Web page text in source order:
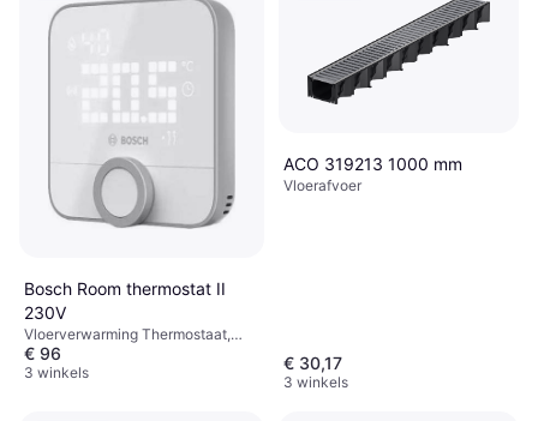
Bosch Room thermostat II
230V
Vloerverwarming Thermostaat,
Amazon Alexa, Google Assistant
€ 96
3 winkels
ACO 319213 1000 mm
Vloerafvoer
€ 30,17
3 winkels